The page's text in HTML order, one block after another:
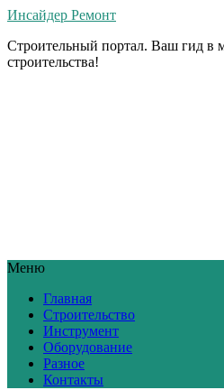
Инсайдер Ремонт
Строительный портал. Ваш гид в
строительства!
Меню
Главная
Строительство
Инструмент
Оборудование
Разное
Контакты